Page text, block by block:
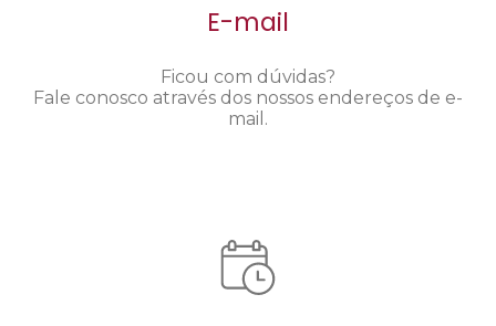
E-mail
Ficou com dúvidas?
Fale conosco através dos nossos endereços de e-
mail.